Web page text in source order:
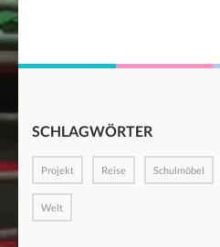
SCHLAGWÖRTER
Projekt Reise Schulmöbel
Welt